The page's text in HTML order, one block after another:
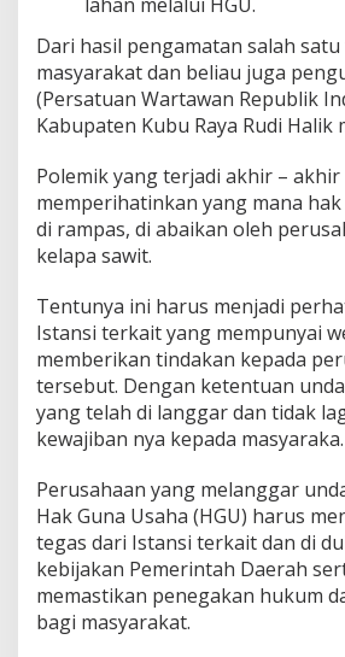
Dari hasil pengamatan salah
masyarakat dan beliau juga
(Persatuan Wartawan Republik
Kabupaten Kubu Raya Rudi Halik
Polemik yang terjadi akhir –
memperihatinkan yang mana
di rampas, di abaikan oleh
kelapa sawit.
Tentunya ini harus menjadi
Istansi terkait yang mempunyai
memberikan tindakan kepada
tersebut. Dengan ketentuan
yang telah di langgar dan tidak
kewajiban nya kepada masyaraka.
Perusahaan yang melanggar
Hak Guna Usaha (HGU) harus
tegas dari Istansi terkait dan di
kebijakan Pemerintah Daerah
memastikan penegakan hukum
bagi masyarakat.